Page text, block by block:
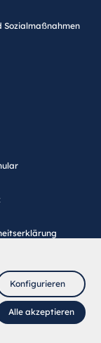
Konfigurieren
Alle akzeptieren
Sozialmaßnahmen
Sie mich